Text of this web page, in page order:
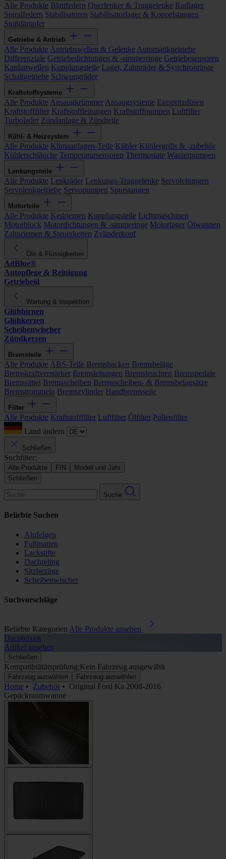
Alle Produkte Blattfedern Querlenker & Traggelenke Radlager
Spiralfedern Stabilisatoren Stabilisatorlager & Koppelstangen
Stoßdämpfer
Getriebe & Antrieb
Alle Produkte Antriebswellen & Gelenke Automatikgetriebe
Differenziale Getriebedichtungen & -simmerringe Getriebesensoren
Kardanwellen Kupplungsteile Lager, Zahnräder & Synchronringe
Schaltgetriebe Schwungräder
Kraftstoffsysteme
Alle Produkte Ansaugkrümmer Ansaugsysteme Einspritzdüsen
Kraftstofffilter Kraftstoffleitungen Kraftstoffpumpen Luftfilter
Turbolader Zündanlage & Zündteile
Kühl- & Heizsystem
Alle Produkte Klimaanlagen-Teile Kühler Kühlergrills & -zubehör
Kühlerschläuche Temperatursensoren Thermostate Wasserpumpen
Lenkungsteile
Alle Produkte Lenkräder Lenkungs-Traggelenke Servoleitungen
Servolenkgetriebe Servopumpen Spurstangen
Motorteile
Alle Produkte Keilriemen Kupplungsteile Lichtmaschinen
Motorblock Motordichtungen & -simmeringe Motorlager Ölwannen
Zahnriemen & Steuerketten Zylinderkopf
Öle & Flüssigkeiten
AdBlue®
Autopflege & Reinigung
Getriebeöl
Wartung & Inspektion
Glühbirnen
Glühkerzen
Scheibenwischer
Zündkerzen
Bremsteile
Alle Produkte ABS-Teile Bremsbacken Bremsbeläge
Bremskraftverstärker Bremsleitungen Bremsleuchten Bremspedale
Bremssättel Bremsscheiben Bremsscheiben- & Bremsbelagsätze
Bremstrommeln Bremszylinder Handbremsseile
Filter
Alle Produkte Kraftstofffilter Luftfilter Ölfilter Pollenfilter
Land ändern
Schließen
Suchfilter:
Alle Produkte FIN
Modell und Jahr
Schließen
Suche
Beliebte Suchen
Alufelgen
Fußmatten
Lackstifte
Dachreling
Sitzbezüge
Scheibenwischer
Suchvorschläge
Beliebte Kategorien Alle Produkte ansehen
Dachboxen
Artikel ansehen
Schließen
Kompatibilitätsprüfung:Kein Fahrzeug ausgewählt
Fahrzeug auswählen Fahrzeug auswählen
Home • Zubehör • Original Ford Ka 2008-2016
Gepäckraumwanne